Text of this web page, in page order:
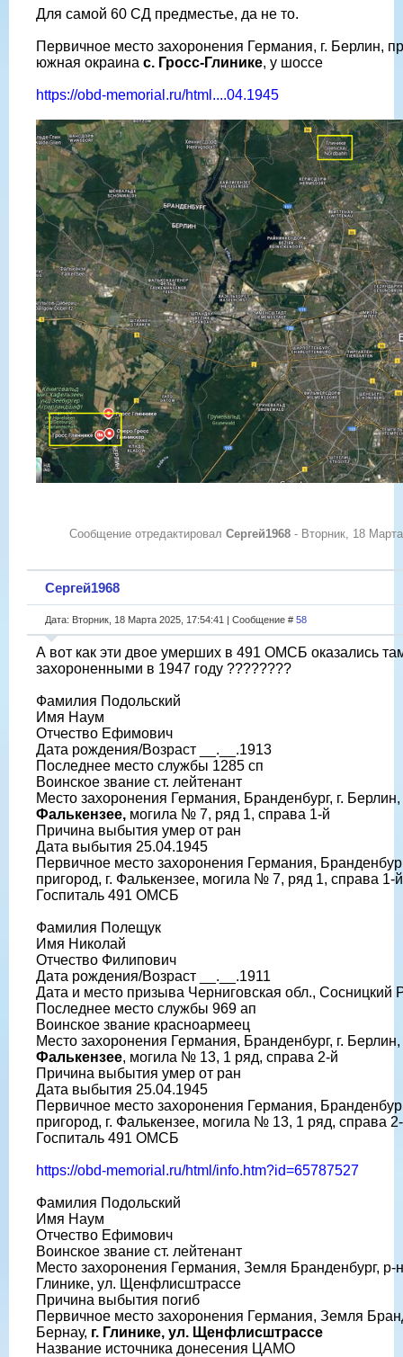
Для самой 60 СД предместье, да не то.
Первичное место захоронения Германия, г. Берлин,
южная окраина с. Гросс-Глинике, у шоссе
https://obd-memorial.ru/html....04.1945
Сообщение отредактировал Сергей1968 - Вторник, 18
Сергей1968
Дата: Вторник, 18 Марта 2025, 17:54:41 | Сообщение # 58
А вот как эти двое умерших в 491 ОМСБ оказались
захороненными в 1947 году ????????
Фамилия Подольский
Имя Наум
Отчество Ефимович
Дата рождения/Возраст __.__.1913
Последнее место службы 1285 сп
Воинское звание ст. лейтенант
Место захоронения Германия, Бранденбург, г.
Фалькензее, могила № 7, ряд 1, справа 1-й
Причина выбытия умер от ран
Дата выбытия 25.04.1945
Первичное место захоронения Германия,
пригород, г. Фалькензее, могила № 7, ряд 1, справа 1-й
Госпиталь 491 ОМСБ
Фамилия Полещук
Имя Николай
Отчество Филипович
Дата рождения/Возраст __.__.1911
Дата и место призыва Черниговская обл., Сосницкий
Последнее место службы 969 ап
Воинское звание красноармеец
Место захоронения Германия, Бранденбург, г.
Фалькензее, могила № 13, 1 ряд, справа 2-й
Причина выбытия умер от ран
Дата выбытия 25.04.1945
Первичное место захоронения Германия,
пригород, г. Фалькензее, могила № 13, 1 ряд, справа
Госпиталь 491 ОМСБ
https://obd-memorial.ru/html/info.htm?id=65787527
Фамилия Подольский
Имя Наум
Отчество Ефимович
Воинское звание ст. лейтенант
Место захоронения Германия, Земля Бранденбург, р-н
Глинике, ул. Щенфлисштрассе
Причина выбытия погиб
Первичное место захоронения Германия, Земля
Бернау, г. Глинике, ул. Щенфлисштрассе
Название источника донесения ЦАМО